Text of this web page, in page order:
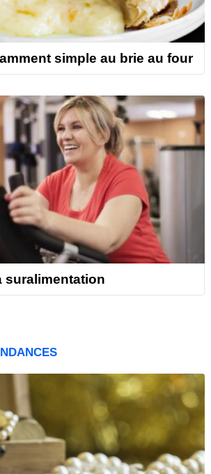
simple au brie au four
suralimentation